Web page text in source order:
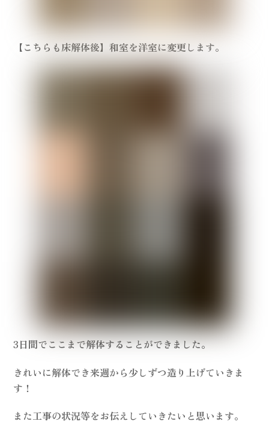
【こちらも床解体後】和室を洋室に変更します。
3日間でここまで解体することができました。
きれいに解体でき来週から少しずつ造り上げていきま
す！
また工事の状況等をお伝えしていきたいと思います。